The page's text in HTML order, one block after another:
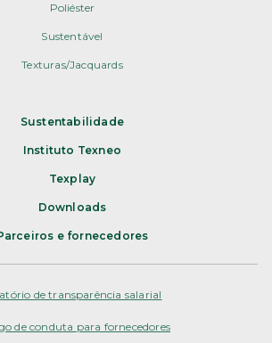
Poliéster
Sustentável
Texturas/Jacquards
Sustentabilidade
Instituto Texneo
Texplay
Downloads
e fornecedores
de transparência salarial
de conduta para fornecedores